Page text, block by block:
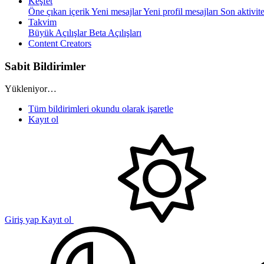
Öne çıkan içerikYeni mesajlarYeni profil mesajları Son
Takvim
Büyük AçılışlarBeta Açılışları
Content Creators
Sabit Bildirimler
Yükleniyor…
Tüm bildirimleri okundu olarak işaretle
Kayıt ol
Giriş yap Kayıt ol